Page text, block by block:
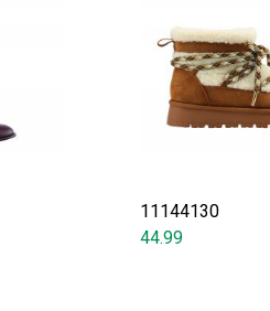
11144130
44.99